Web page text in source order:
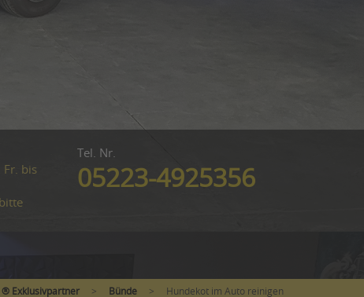
Fr. bis
Tel. Nr.
05223-4925356
Exklusivpartner > Bünde > Hundekot im Auto reinigen